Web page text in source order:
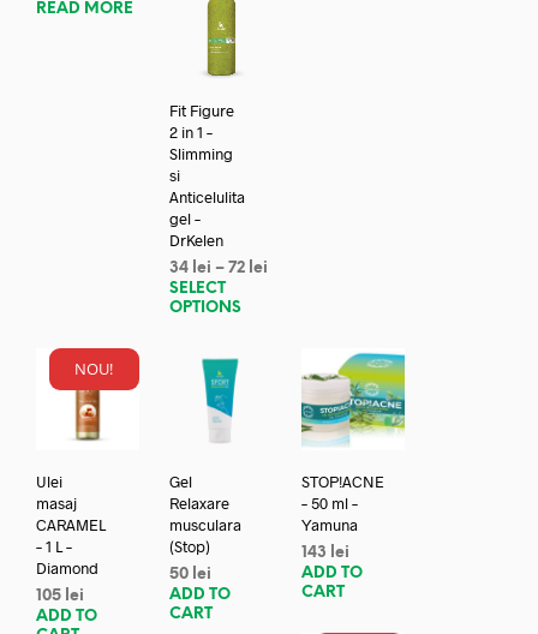
READ MORE
Fit Figure
2 in 1 –
Slimming
si
Anticelulita
gel –
DrKelen
34 lei – 72 lei
SELECT
OPTIONS
NOU!
Ulei
masaj
CARAMEL
– 1 L –
Diamond
105 lei
ADD TO
Gel
Relaxare
musculara
(Stop)
50 lei
ADD TO
CART
STOP!ACNE
– 50 ml –
Yamuna
143
lei
ADD TO
CART